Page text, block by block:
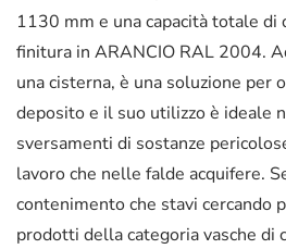
1130 mm e una capacità totale
finitura in ARANCIO RAL 2004.
una cisterna, è una soluzione per
deposito e il suo utilizzo è ideale
sversamenti di sostanze
lavoro che nelle falde acquifere.
contenimento che stavi cercando
prodotti della categoria vasche di